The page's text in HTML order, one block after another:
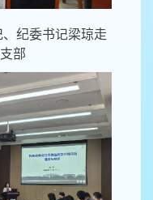
纪委书记梁琼走
部